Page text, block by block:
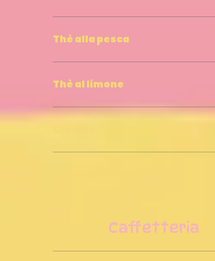
Thè alla pesca
Thè al limone
Caffetteria